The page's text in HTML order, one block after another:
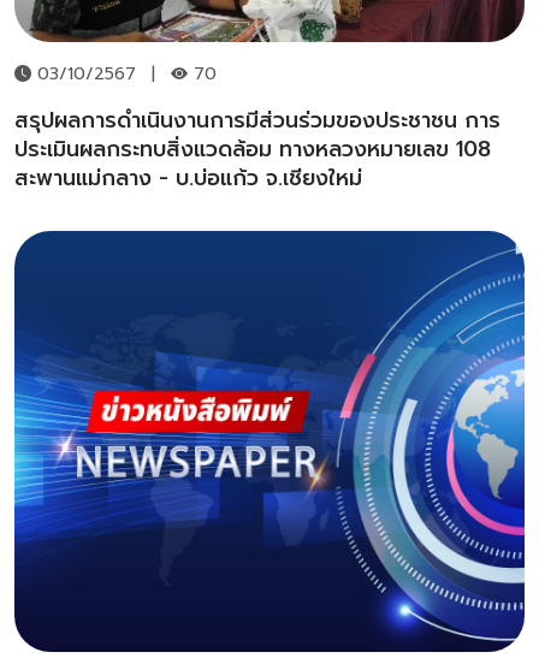
03/10/2567 | 70
สรุปผลการดำเนินงานการมีส่วนร่วมของประชาชน การ
ประเมินผลกระทบสิ่งแวดล้อม ทางหลวงหมายเลข 108
สะพานแม่กลาง - บ.บ่อแก้ว จ.เชียงใหม่